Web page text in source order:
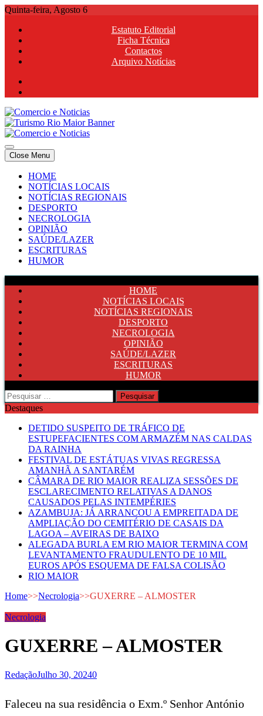
Skip
content
Quinta-feira, Agosto 6
Estatuto Editorial
Ficha Técnica
Contactos
Arquivo Notícias
Comercio e Noticias
Notícias e Publicidade Online
Comercio e Noticias
Notícias e Publicidade Online
Close Menu
HOME
NOTÍCIAS LOCAIS
NOTÍCIAS REGIONAIS
DESPORTO
NECROLOGIA
OPINIÃO
SAÚDE/LAZER
ESCRITURAS
HUMOR
HOME
NOTÍCIAS LOCAIS
NOTÍCIAS REGIONAIS
DESPORTO
NECROLOGIA
OPINIÃO
SAÚDE/LAZER
ESCRITURAS
HUMOR
Pesquisar
por:
Destaques
DETIDO SUSPEITO DE TRÁFICO DE
ESTUPEFACIENTES COM ARMAZÉM NAS CALDAS
DA RAINHA
FESTIVAL DE ESTÁTUAS VIVAS REGRESSA
AMANHÃ A SANTARÉM
CÂMARA DE RIO MAIOR REALIZA SESSÕES DE
ESCLARECIMENTO RELATIVAS A DANOS
CAUSADOS PELAS INTEMPÉRIES
AZAMBUJA: JÁ ARRANCOU A EMPREITADA DE
AMPLIAÇÃO DO CEMITÉRIO DE CASAIS DA
LAGOA – AVEIRAS DE BAIXO
ALEGADA BURLA EM RIO MAIOR TERMINA COM
LEVANTAMENTO FRAUDULENTO DE 10 MIL
EUROS APÓS ESQUEMA DE FALSA COLISÃO
RIO MAIOR
Home>>Necrologia>>GUXERRE – ALMOSTER
Necrologia
GUXERRE – ALMOSTER
RedaçãoJulho 30, 20240
Faleceu na sua residência o Exm.º Senhor António